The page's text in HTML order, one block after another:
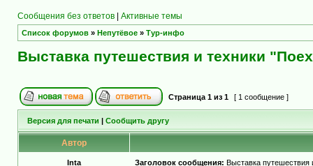
Сообщения без ответов | Активные темы
Список форумов » Непутёвое » Тур-инфо
Выставка путешествия и техники
Страница 1 из 1 [ 1 сообщение ]
Версия для печати | Сообщить другу
Автор
Inta Заголовок сообщения: Выставка путешествия